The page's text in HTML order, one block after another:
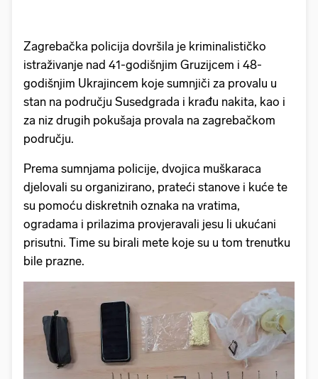
Zagrebačka policija dovršila je kriminalističko
istraživanje nad 41-godišnjim Gruzijcem i 48-
godišnjim Ukrajincem koje sumnjiči za provalu u
stan na području Susedgrada i krađu nakita, kao i
za niz drugih pokušaja provala na zagrebačkom
području.
Prema sumnjama policije, dvojica muškaraca
djelovali su organizirano, prateći stanove i kuće te
su pomoću diskretnih oznaka na vratima,
ogradama i prilazima provjeravali jesu li ukućani
prisutni. Time su birali mete koje su u tom trenutku
bile prazne.